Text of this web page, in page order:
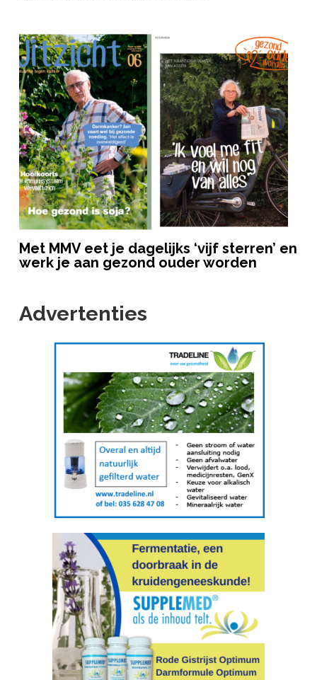
Met MMV eet je dagelijks ‘vijf sterren’ en
werk je aan gezond ouder worden
Advertenties